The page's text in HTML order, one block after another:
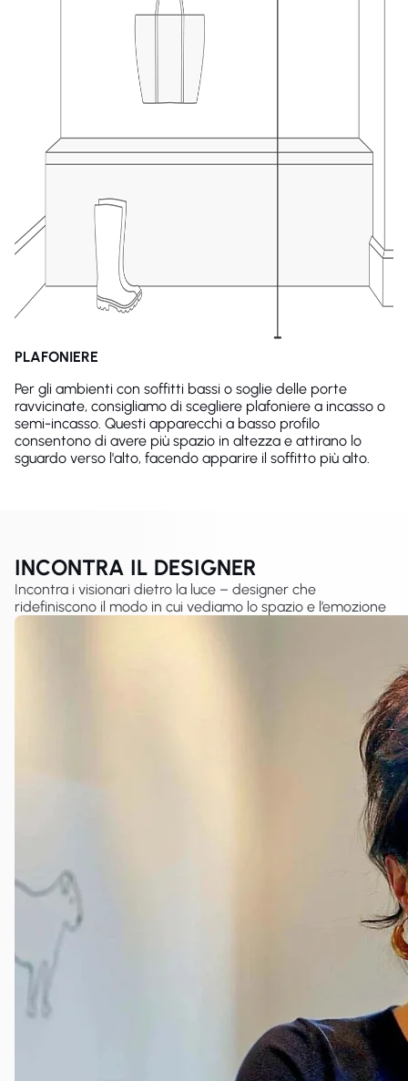
PLAFONIERE
Per gli ambienti con soffitti bassi o soglie delle porte
ravvicinate, consigliamo di scegliere plafoniere a incasso o
semi-incasso. Questi apparecchi a basso profilo
consentono di avere più spazio in altezza e attirano lo
sguardo verso l'alto, facendo apparire il soffitto più alto.
INCONTRA IL DESIGNER
Incontra i visionari dietro la luce – designer che
ridefiniscono il modo in cui vediamo lo spazio e l’emozione